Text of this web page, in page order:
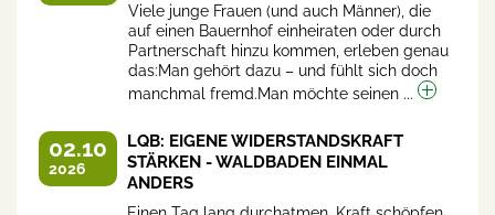
Viele junge Frauen (und auch Männer), die
auf einen Bauernhof einheiraten oder durch
Partnerschaft hinzu kommen, erleben genau
das:Man gehört dazu – und fühlt sich doch
manchmal fremd.Man möchte seinen ...
02.10
2026
LQB: EIGENE WIDERSTANDSKRAFT
STÄRKEN - WALDBADEN EINMAL
ANDERS